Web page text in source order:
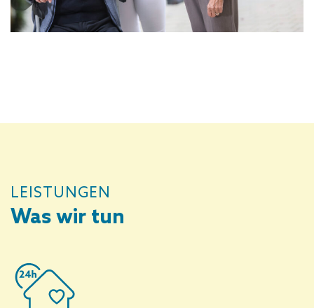
LEISTUNGEN
Was wir tun